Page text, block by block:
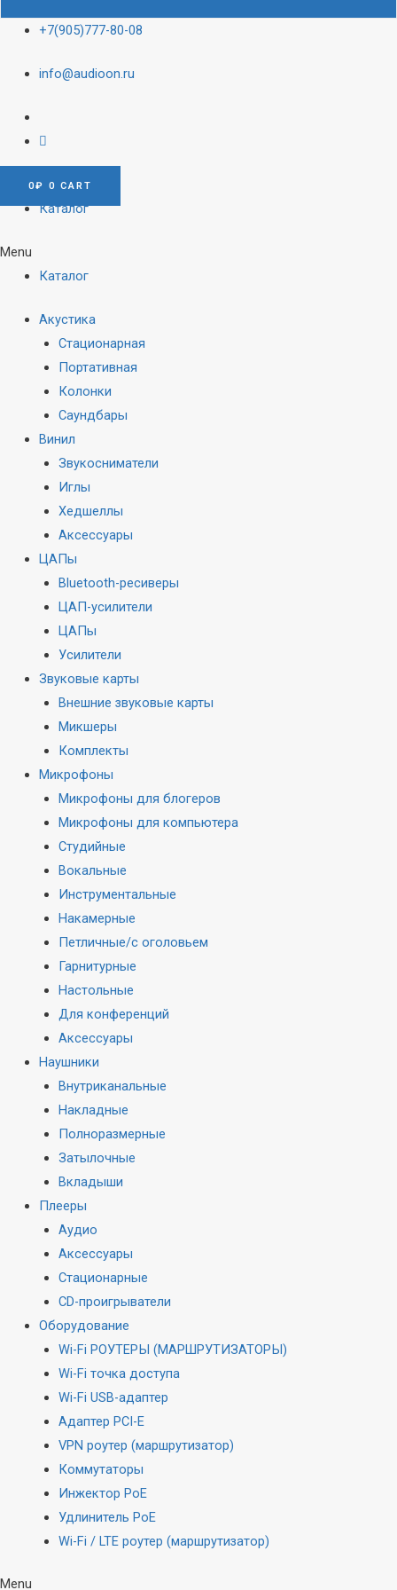
+7(905)777-80-08
info@audioon.ru
0₽ 0 CART
Каталог
Menu
Каталог
Акустика
Стационарная
Портативная
Колонки
Саундбары
Винил
Звукосниматели
Иглы
Хедшеллы
Аксессуары
ЦАПы
Bluetooth-ресиверы
ЦАП-усилители
ЦАПы
Усилители
Звуковые карты
Внешние звуковые карты
Микшеры
Комплекты
Микрофоны
Микрофоны для блогеров
Микрофоны для компьютера
Студийные
Вокальные
Инструментальные
Накамерные
Петличные/с оголовьем
Гарнитурные
Настольные
Для конференций
Аксессуары
Наушники
Внутриканальные
Накладные
Полноразмерные
Затылочные
Вкладыши
Плееры
Аудио
Аксессуары
Стационарные
CD-проигрыватели
Оборудование
Wi-Fi РОУТЕРЫ (МАРШРУТИЗАТОРЫ)
Wi-Fi точка доступа
Wi-Fi USB-адаптер
Адаптер PCI-E
VPN роутер (маршрутизатор)
Коммутаторы
Инжектор PoE
Удлинитель PoE
Wi-Fi / LTE роутер (маршрутизатор)
Menu